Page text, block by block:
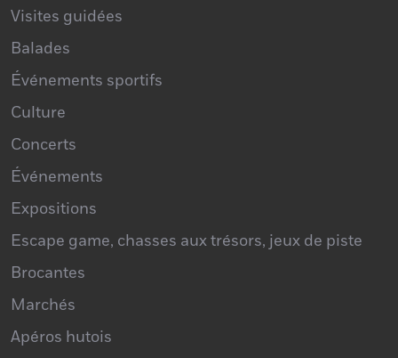
Visites guidées
Balades
Événements sportifs
Culture
Concerts
Événements
Expositions
Escape game, chasses aux trésors, jeux de piste
Brocantes
Marchés
Apéros hutois